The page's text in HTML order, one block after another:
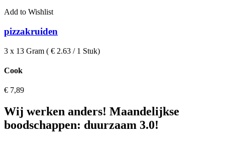
Add to Wishlist
pizzakruiden
3 x 13 Gram ( € 2.63 / 1 Stuk)
Cook
€ 7,89
Wij werken anders! Maandelijkse
boodschappen: duurzaam 3.0!